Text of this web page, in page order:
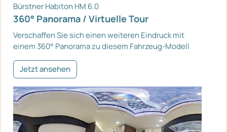
Bürstner Habiton HM 6.0
360° Panorama / Virtuelle Tour
Verschaffen Sie sich einen weiteren Eindruck mit
einem 360° Panorama zu diesem Fahrzeug-Modell
Jetzt ansehen